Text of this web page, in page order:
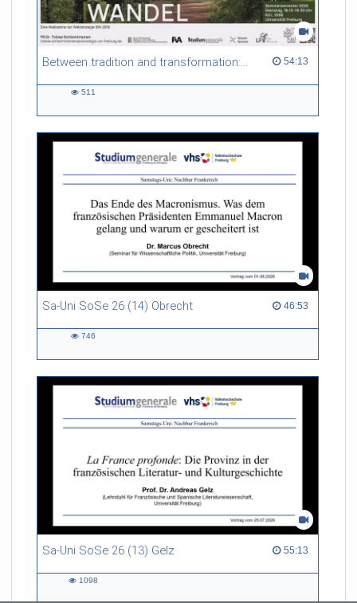
Between tradition and transformation: how owners, advisers and institutions co-create knowledge for resilient forests in Europe 54:13
54:13 duration
511
Sa-Uni SoSe 26 (14) Obrecht 46:53
46:53 duration
746
Sa-Uni SoSe 26 (13) Gelz 55:13
55:13 duration
1098